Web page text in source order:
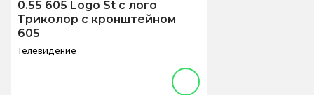
0.55 605 Logo St с лого
Триколор с кронштейном
605
Телевидение